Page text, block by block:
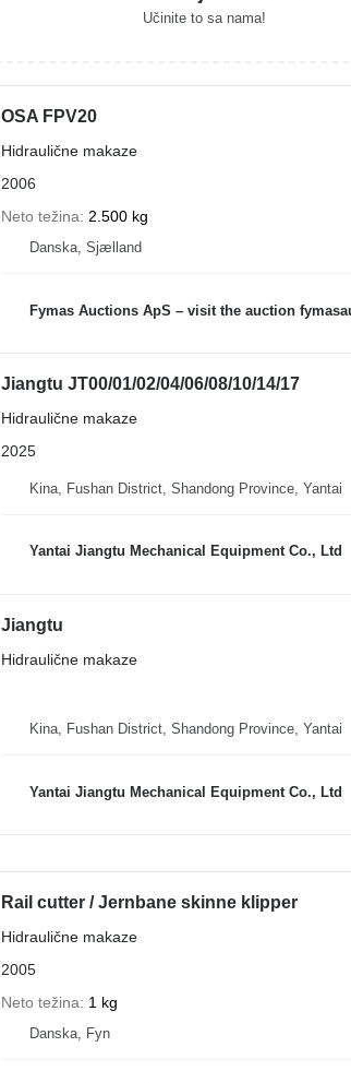
Učinite to sa nama!
OSA FPV20
Hidraulične makaze
2006
Neto težina
2.500 kg
Danska, Sjælland
Fymas Auctions ApS – visit the auction
Jiangtu JT00/01/02/04/06/08/10/14/17
Hidraulične makaze
2025
Kina, Fushan District, Shandong Province, Yantai
Yantai Jiangtu Mechanical Equipment Co., Ltd
Jiangtu
Hidraulične makaze
Kina, Fushan District, Shandong Province, Yantai
Yantai Jiangtu Mechanical Equipment Co., Ltd
Rail cutter / Jernbane skinne klipper
Hidraulične makaze
2005
Neto težina
1 kg
Danska, Fyn